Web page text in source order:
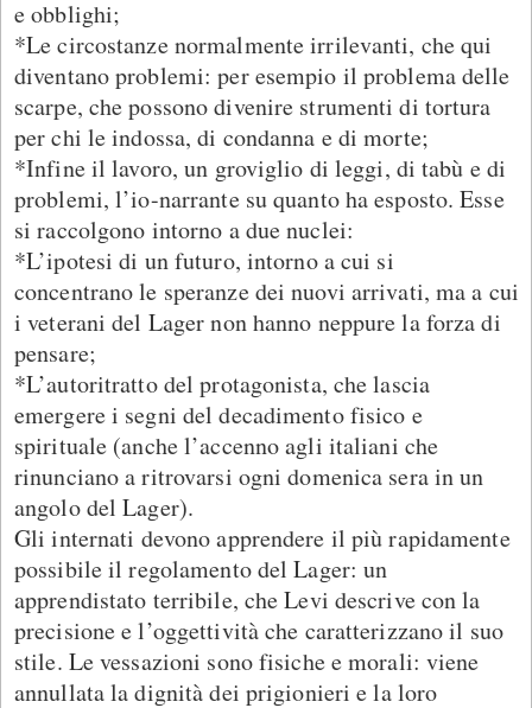
e obblighi;
*Le circostanze normalmente irrilevanti, che qui
diventano problemi: per esempio il problema delle
scarpe, che possono divenire strumenti di tortura
per chi le indossa, di condanna e di morte;
*Infine il lavoro, un groviglio di leggi, di tabù e di
problemi, l’io-narrante su quanto ha esposto. Esse
si raccolgono intorno a due nuclei:
*L’ipotesi di un futuro, intorno a cui si
concentrano le speranze dei nuovi arrivati, ma a cui
i veterani del Lager non hanno neppure la forza di
pensare;
*L’autoritratto del protagonista, che lascia
emergere i segni del decadimento fisico e
spirituale (anche l’accenno agli italiani che
rinunciano a ritrovarsi ogni domenica sera in un
angolo del Lager).
Gli internati devono apprendere il più rapidamente
possibile il regolamento del Lager: un
apprendistato terribile, che Levi descrive con la
precisione e l’oggettività che caratterizzano il suo
stile. Le vessazioni sono fisiche e morali: viene
annullata la dignità dei prigionieri e la loro